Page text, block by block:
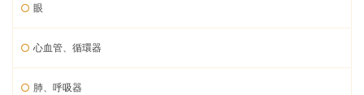
眼
心血管、循環器
肺、呼吸器